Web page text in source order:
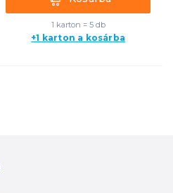
1 karton = 5 db
+1 karton a kosárba